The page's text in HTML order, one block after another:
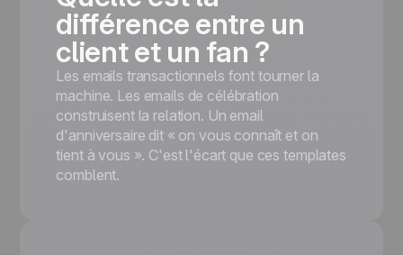
différence entre un
client et un fan ?
Les emails transactionnels font tourner la
machine. Les emails de célébration
construisent la relation. Un email
d'anniversaire dit « on vous connaît et on
tient à vous ». C'est l'écart que ces templates
comblent.